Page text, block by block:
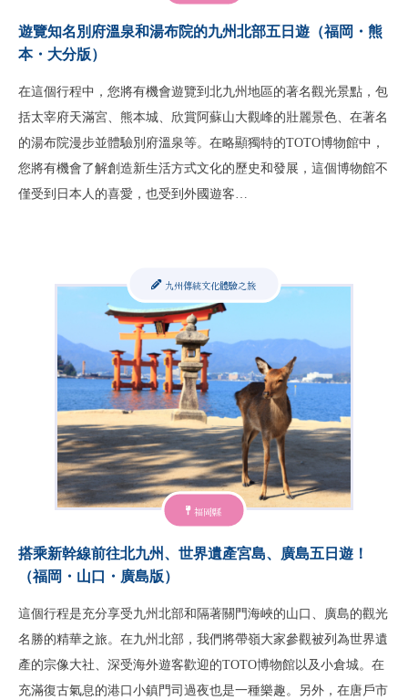
遊覽知名別府溫泉和湯布院的九州北部五日遊（福岡・熊
本・大分版）
在這個行程中，您將有機會遊覽到北九州地區的著名觀光景點，包
括太宰府天滿宮、熊本城、欣賞阿蘇山大觀峰的壯麗景色、在著名
的湯布院漫步並體驗別府溫泉等。在略顯獨特的TOTO博物館中，
您將有機會了解創造新生活方式文化的歷史和發展，這個博物館不
僅受到日本人的喜愛，也受到外國遊客…
福岡縣
九州傳統文化體驗之旅
搭乘新幹線前往北九州、世界遺產宮島、廣島五日遊！
（福岡・山口・廣島版）
這個行程是充分享受九州北部和隔著關門海峽的山口、廣島的觀光
名勝的精華之旅。在九州北部，我們將帶嶺大家參觀被列為世界遺
產的宗像大社、深受海外遊客歡迎的TOTO博物館以及小倉城。在
充滿復古氣息的港口小鎮門司過夜也是一種樂趣。另外，在唐戶市